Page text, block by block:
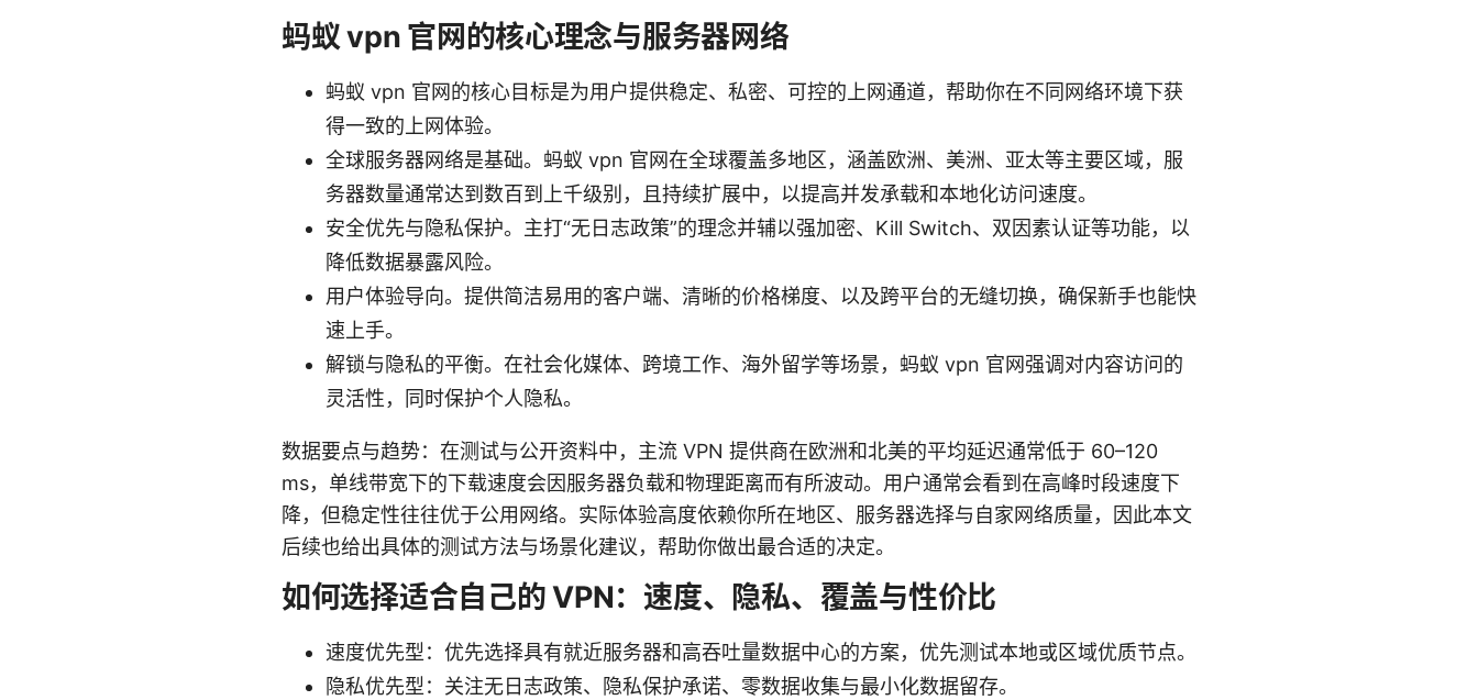
蚂蚁 vpn 官网的核心理念与服务器网络
蚂蚁 vpn 官网的核心目标是为用户提供稳定、私密、可控的上网通道，帮助你在不同网络环境下获
得一致的上网体验。
全球服务器网络是基础。蚂蚁 vpn 官网在全球覆盖多地区，涵盖欧洲、美洲、亚太等主要区域，服
务器数量通常达到数百到上千级别，且持续扩展中，以提高并发承载和本地化访问速度。
安全优先与隐私保护。主打“无日志政策”的理念并辅以强加密、Kill Switch、双因素认证等功能，以
降低数据暴露风险。
用户体验导向。提供简洁易用的客户端、清晰的价格梯度、以及跨平台的无缝切换，确保新手也能快
速上手。
解锁与隐私的平衡。在社会化媒体、跨境工作、海外留学等场景，蚂蚁 vpn 官网强调对内容访问的
灵活性，同时保护个人隐私。
数据要点与趋势：在测试与公开资料中，主流 VPN 提供商在欧洲和北美的平均延迟通常低于 60–120
ms，单线带宽下的下载速度会因服务器负载和物理距离而有所波动。用户通常会看到在高峰时段速度下
降，但稳定性往往优于公用网络。实际体验高度依赖你所在地区、服务器选择与自家网络质量，因此本文
后续也给出具体的测试方法与场景化建议，帮助你做出最合适的决定。
如何选择适合自己的 VPN：速度、隐私、覆盖与性价比
速度优先型：优先选择具有就近服务器和高吞吐量数据中心的方案，优先测试本地或区域优质节点。
隐私优先型：关注无日志政策、隐私保护承诺、零数据收集与最小化数据留存。